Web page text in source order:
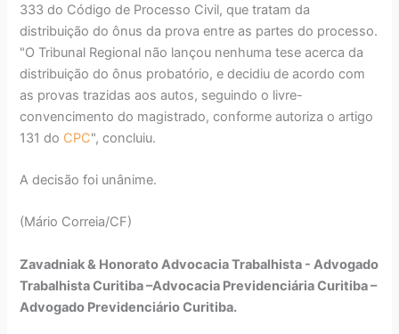
333 do Código de Processo Civil, que tratam da
distribuição do ônus da prova entre as partes do processo.
"O Tribunal Regional não lançou nenhuma tese acerca da
distribuição do ônus probatório, e decidiu de acordo com
as provas trazidas aos autos, seguindo o livre-
convencimento do magistrado, conforme autoriza o artigo
131 do CPC", concluiu.
A decisão foi unânime.
(Mário Correia/CF)
Zavadniak & Honorato Advocacia Trabalhista - Advogado
Trabalhista Curitiba –Advocacia Previdenciária Curitiba –
Advogado Previdenciário Curitiba.